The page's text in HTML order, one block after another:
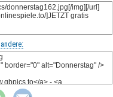
andere: